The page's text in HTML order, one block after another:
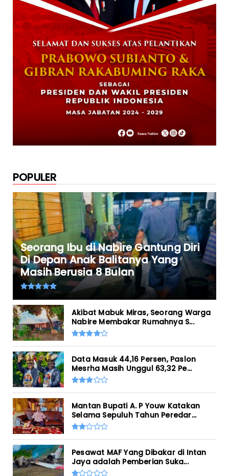
DAERAH
Paslon Wagi Unggul Sementara di Pilgub
Papua Tengah, Versi J...
December 02, 2024
NABIRE
Rayakan HUT TNI ke-79. Dandim 1705
Nabire Gandeng Pelaku UMK...
October 23, 2024
POPULER
Seorang Ibu di Nabire Gantung Diri
Di Depan Anak Balitanya Yang
Masih Berusia 8 Bulan
Akibat Mabuk Miras, Seorang Warga
Nabire Membakar Rumahnya S...
Data Masuk 44,16 Persen, Paslon
Mesrha Masih Unggul 63,32 Pe...
Mantan Bupati A. P Youw Katakan
Selama Sepuluh Tahun Peredar...
Pesawat MAF Yang Dibakar di Intan
Jaya adalah Pemberian Suka...